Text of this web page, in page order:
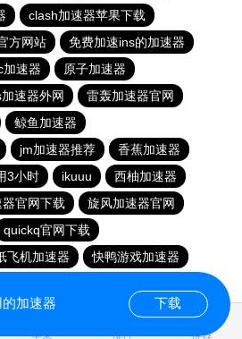
clash加速器苹果下载
方网站
免费加速ins的加速器
加速器
原子加速器
速器外网
雷轰加速器官网
鲸鱼加速器
jm加速器推荐
香蕉加速器
3小时 ikuuu
西柚加速器
官网下载
旋风加速器官网
quickq官网下载
飞机加速器
快鸭游戏加速器
苹果 排行 推荐
加速器 下载
0.019219s